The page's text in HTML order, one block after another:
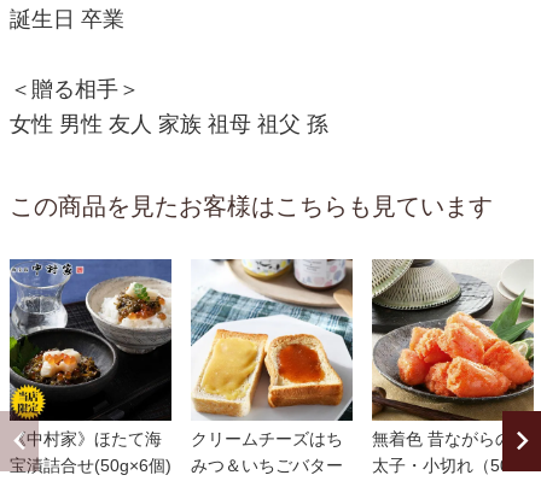
誕生日 卒業
＜贈る相手＞
女性 男性 友人 家族 祖母 祖父 孫
この商品を見たお客様はこちらも見ています
《中村家》ほたて海
宝漬詰合せ(50g×6個)
クリームチーズはち
みつ＆いちごバター
無着色 昔ながらの明
太子・小切れ（500